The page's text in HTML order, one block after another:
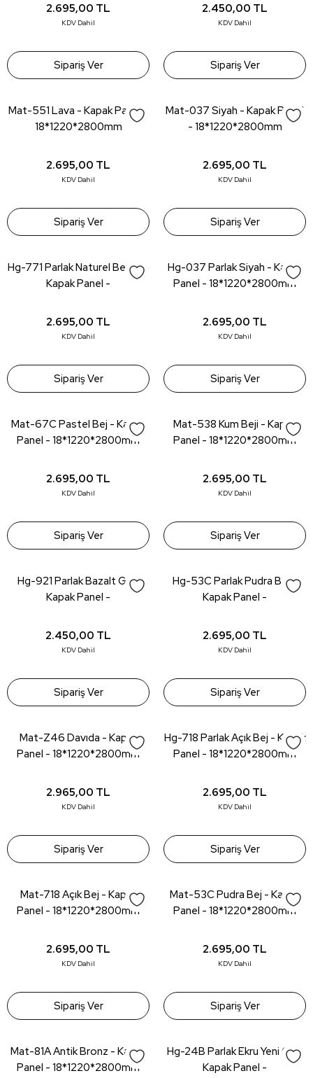
2.695,00 TL
KDV Dahil
Sipariş Ver
2.450,00 TL
KDV Dahil
Sipariş Ver
Mat-551 Lava - Kapak Panel -
18*1220*2800mm
2.695,00 TL
KDV Dahil
Sipariş Ver
Mat-037 Siyah - Kapak Panel
- 18*1220*2800mm
2.695,00 TL
KDV Dahil
Sipariş Ver
Hg-771 Parlak Naturel Beyaz -
Kapak Panel -
2.695,00 TL
KDV Dahil
Sipariş Ver
Hg-037 Parlak Siyah - Kapak
Panel - 18*1220*2800mm
2.695,00 TL
KDV Dahil
Sipariş Ver
Mat-67C Pastel Bej - Kapak
Panel - 18*1220*2800mm
2.695,00 TL
KDV Dahil
Sipariş Ver
Mat-538 Kum Beji - Kapak
Panel - 18*1220*2800mm
2.695,00 TL
KDV Dahil
Sipariş Ver
Hg-921 Parlak Bazalt Gri -
Kapak Panel -
2.450,00 TL
KDV Dahil
Sipariş Ver
Hg-53C Parlak Pudra Bej -
Kapak Panel -
2.695,00 TL
KDV Dahil
Sipariş Ver
Mat-Z46 Davıda - Kapak
Panel - 18*1220*2800mm
2.965,00 TL
KDV Dahil
Sipariş Ver
Hg-718 Parlak Açık Bej - Kapak
Panel - 18*1220*2800mm
2.695,00 TL
KDV Dahil
Sipariş Ver
Mat-718 Açık Bej - Kapak
Panel - 18*1220*2800mm
2.695,00 TL
KDV Dahil
Sipariş Ver
Mat-53C Pudra Bej - Kapak
Panel - 18*1220*2800mm
2.695,00 TL
KDV Dahil
Sipariş Ver
Mat-81A Antik Bronz - Kapak
Panel - 18*1220*2800mm
Hg-24B Parlak Ekru Yeni Gri -
Kapak Panel -